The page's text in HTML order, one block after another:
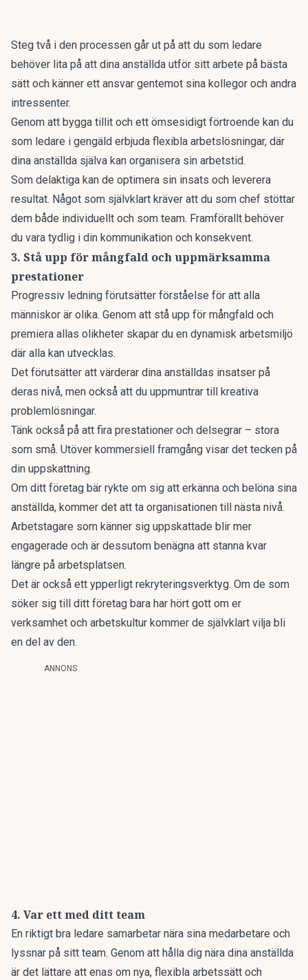
Steg två i den processen går ut på att du som ledare
behöver lita på att dina anställda utför sitt arbete på bästa
sätt och känner ett ansvar gentemot sina kollegor och andra
intressenter.
Genom att bygga tillit och ett ömsesidigt förtroende kan du
som ledare i gengäld erbjuda flexibla arbetslösningar, där
dina anställda själva kan organisera sin arbetstid.
Som delaktiga kan de optimera sin insats och leverera
resultat. Något som självklart kräver att du som chef stöttar
dem både individuellt och som team. Framförallt behöver
du vara tydlig i din kommunikation och konsekvent.
3. Stå upp för mångfald och uppmärksamma
prestationer
Progressiv ledning förutsätter förståelse för att alla
människor är olika. Genom att stå upp för mångfald och
premiera allas olikheter skapar du en dynamisk arbetsmiljö
där alla kan utvecklas.
Det förutsätter att värderar dina anställdas insatser på
deras nivå, men också att du uppmuntrar till kreativa
problemlösningar.
Tänk också på att fira prestationer och delsegrar – stora
som små. Utöver kommersiell framgång visar det tecken på
din uppskattning.
Om ditt företag bär rykte om sig att erkänna och belöna sina
anställda, kommer det att ta organisationen till nästa nivå.
Arbetstagare som känner sig uppskattade blir mer
engagerade och är dessutom benägna att stanna kvar
längre på arbetsplatsen.
Det är också ett ypperligt rekryteringsverktyg. Om de som
söker sig till ditt företag bara har hört gott om er
verksamhet och arbetskultur kommer de självklart vilja bli
en del av den.
ANNONS
4. Var ett med ditt team
En riktigt bra ledare samarbetar nära sina medarbetare och
lyssnar på sitt team. Genom att hålla dig nära dina anställda
är det lättare att enas om nya, flexibla arbetssätt och